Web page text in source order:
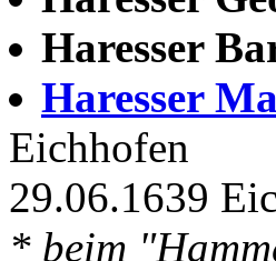
Haresser
Haresser
Eichhofen
29.06.1639
* beim